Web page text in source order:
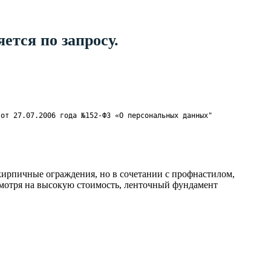
по запросу.
27.07.2006 года №152-ФЗ «О персональных данных"
ограждения, но в сочетании с профнастилом,
на высокую стоимость, ленточный фундамент